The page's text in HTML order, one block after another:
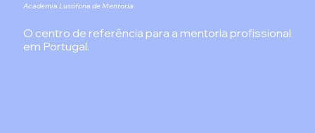
Academia Lusófona de Mentoria
O centro de referência para a mentoria profissional
em Portugal.